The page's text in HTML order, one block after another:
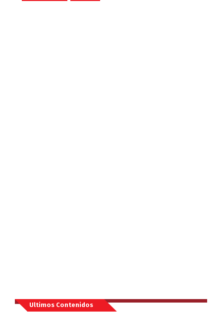
Ultimos Contenidos